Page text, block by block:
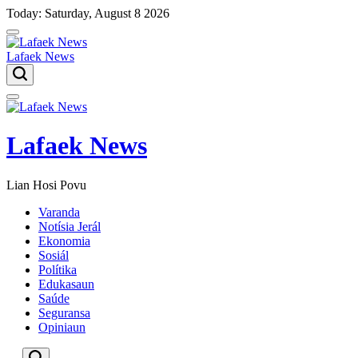
Skip
to
content
Today: Saturday, August 8 2026
Lafaek News
Menu
Lafaek News
Lian Hosi Povu
Varanda
Notísia Jerál
Ekonomia
Sosiál
Polítika
Edukasaun
Saúde
Seguransa
Opiniaun